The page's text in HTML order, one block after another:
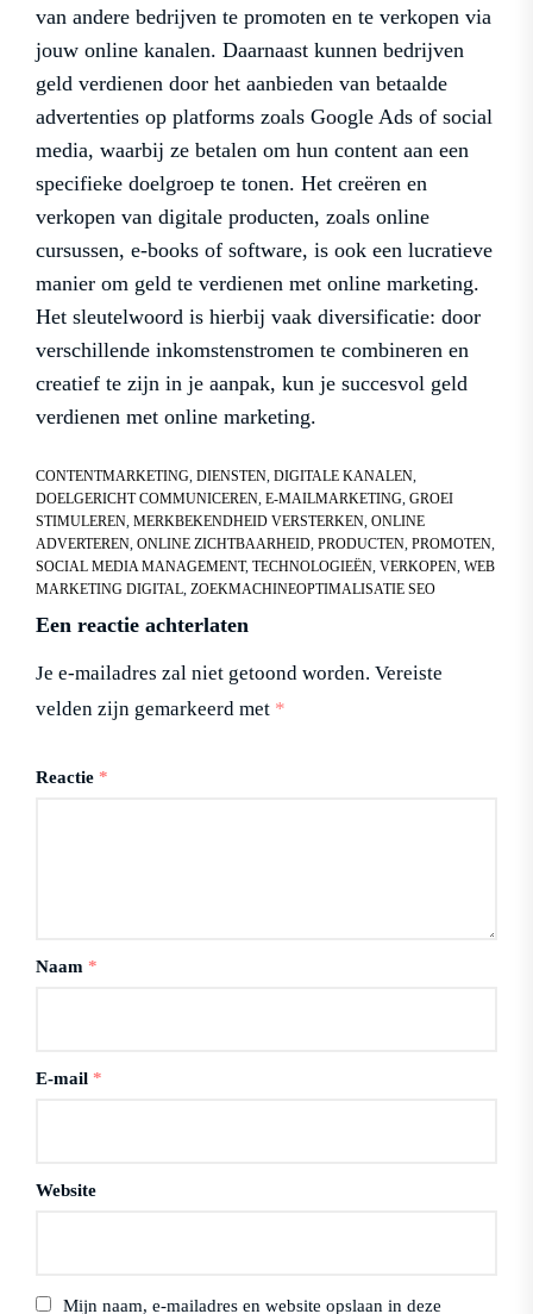
van andere bedrijven te promoten en te verkopen via
jouw online kanalen. Daarnaast kunnen bedrijven
geld verdienen door het aanbieden van betaalde
advertenties op platforms zoals Google Ads of social
media, waarbij ze betalen om hun content aan een
specifieke doelgroep te tonen. Het creëren en
verkopen van digitale producten, zoals online
cursussen, e-books of software, is ook een lucratieve
manier om geld te verdienen met online marketing.
Het sleutelwoord is hierbij vaak diversificatie: door
verschillende inkomstenstromen te combineren en
creatief te zijn in je aanpak, kun je succesvol geld
verdienen met online marketing.
CONTENTMARKETING, DIENSTEN, DIGITALE KANALEN,
DOELGERICHT COMMUNICEREN, E-MAILMARKETING, GROEI
STIMULEREN, MERKBEKENDHEID VERSTERKEN, ONLINE
ADVERTEREN, ONLINE ZICHTBAARHEID, PRODUCTEN, PROMOTEN,
SOCIAL MEDIA MANAGEMENT, TECHNOLOGIEËN, VERKOPEN, WEB
MARKETING DIGITAL, ZOEKMACHINEOPTIMALISATIE SEO
Een reactie achterlaten
Je e-mailadres zal niet getoond worden. Vereiste
velden zijn gemarkeerd met *
Reactie *
Naam *
E-mail *
Website
Mijn naam, e-mailadres en website opslaan in deze